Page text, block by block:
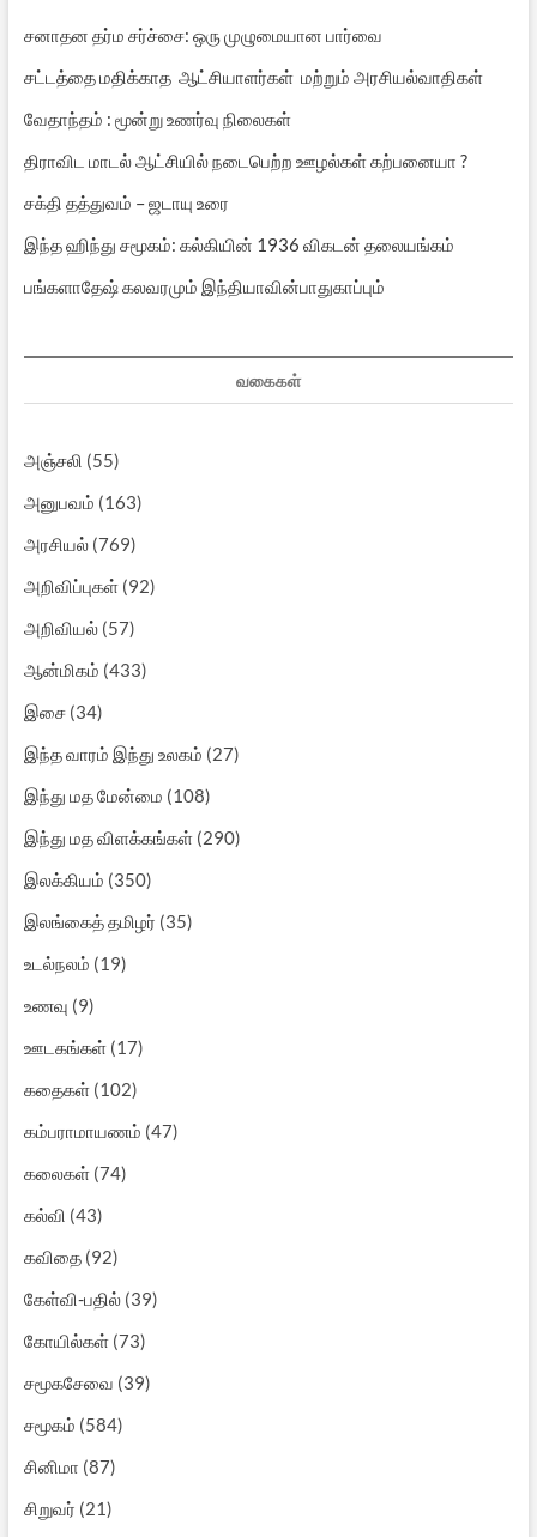
சனாதன தர்ம சர்ச்சை: ஒரு முழுமையான பார்வை
சட்டத்தை மதிக்காத ஆட்சியாளர்கள் மற்றும் அரசியல்வாதிகள்
வேதாந்தம் : மூன்று உணர்வு நிலைகள்
திராவிட மாடல் ஆட்சியில் நடைபெற்ற ஊழல்கள் கற்பனையா ?
சக்தி தத்துவம் – ஜடாயு உரை
இந்த ஹிந்து சமூகம்: கல்கியின் 1936 விகடன் தலையங்கம்
பங்களாதேஷ் கலவரமும் இந்தியாவின்பாதுகாப்பும்
வகைகள்
அஞ்சலி (55)
அனுபவம் (163)
அரசியல்(769)
அறிவிப்புகள்(92)
அறிவியல்(57)
ஆன்மிகம் (433)
இசை(34)
இந்த வாரம் இந்து உலகம் (27)
இந்து மத மேன்மை (108)
இந்து மத விளக்கங்கள்(290)
இலக்கியம் (350)
இலங்கைத் தமிழர் (35)
உடல்நலம் (19)
உணவு (9)
ஊடகங்கள்(17)
கதைகள்(102)
கம்பராமாயணம் (47)
கலைகள்(74)
கல்வி (43)
கவிதை(92)
கேள்வி-பதில்(39)
கோயில்கள்(73)
சமூகசேவை (39)
சமூகம் (584)
சினிமா (87)
சிறுவர் (21)